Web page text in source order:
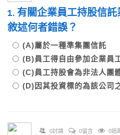
1. 有關企業員工持股信託
敘述何者錯誤？
(A)屬於一種準集團信託
(B)員工得自由參加企業員
(C)員工持股會為非法人團
(D)因其投資標的為該公司
0討論 0留言 0追